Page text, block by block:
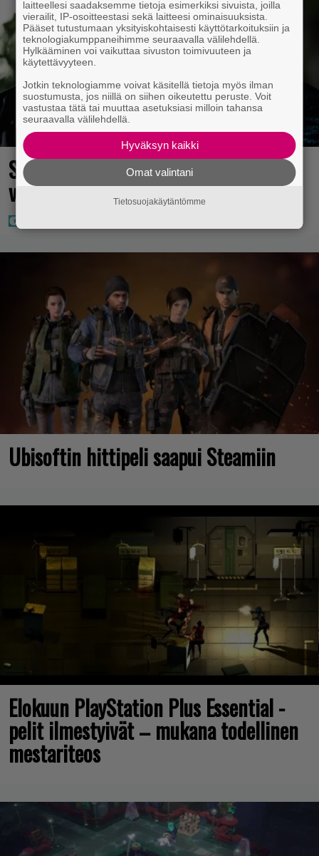
Seiska: Tuoretta tietoa Dannyn
voinnista
Ubisoftin hittipeli saapui Steamiin
Elokuun PlayStation Plus Essential -
pelit ilmestyivät – mukana todellinen
mestariteos
laitteellesi saadaksemme tietoja esimerkiksi sivuista, joilla
vierailit, IP-osoitteestasi sekä laitteesi ominaisuuksista.
Pääset tutustumaan yksityiskohtaisesti käyttötarkoituksiin ja
teknologiakumppaneihimme seuraavalla välilehdellä.
Hylkääminen voi vaikuttaa sivuston toimivuuteen ja
käytettävyyteen.
Jotkin teknologiamme voivat käsitellä tietoja myös ilman
suostumusta, jos niillä on siihen oikeutettu peruste. Voit
vastustaa tätä tai muuttaa asetuksiasi milloin tahansa
seuraavalla välilehdellä.
Hyväksyn kaikki
Omat valintani
Tietosuojakäytäntömme